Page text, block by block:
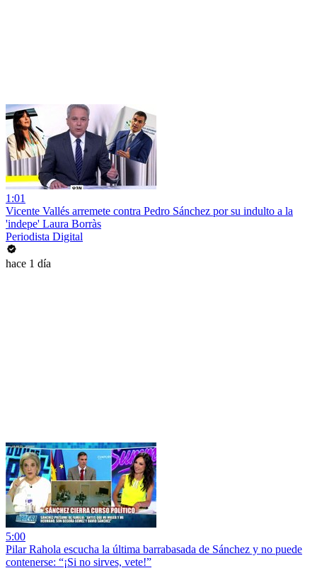
1:01
Vicente Vallés arremete contra Pedro Sánchez por su indulto a la
'indepe' Laura Borràs
Periodista Digital
hace 1 día
5:00
Pilar Rahola escucha la última barrabasada de Sánchez y no puede
contenerse: “¡Si no sirves, vete!”